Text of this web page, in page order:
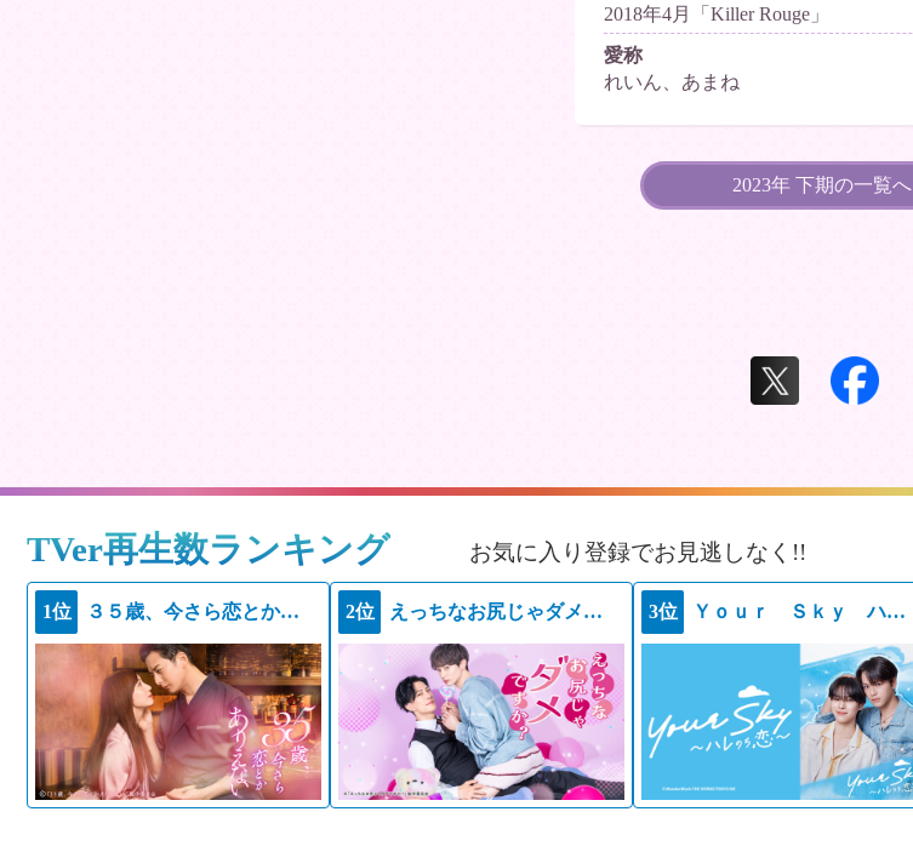
2018年4月「Killer Rouge」
愛称
れいん、あまね
2023年 下期の一覧へ
TVer再生数ランキング お気に入り登録でお見逃しなく!!
1位 ３５歳、今さら恋とかありえない 2位 えっちなお尻じゃダメですか？ 3位 Ｙｏｕｒ Ｓｋｙ ハレのち恋